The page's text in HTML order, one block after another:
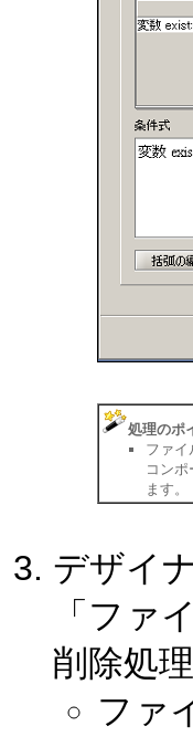
処理のポ
ファ
コン
ます。
デザイ
「ファ
削除処
ファ